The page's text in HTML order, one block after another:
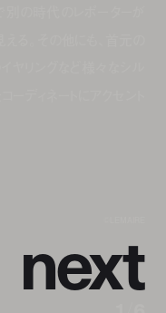
next